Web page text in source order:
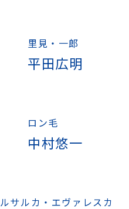
里見・一郎
平田広明
ロン毛
中村悠一
ルサルカ・エヴァレスカ